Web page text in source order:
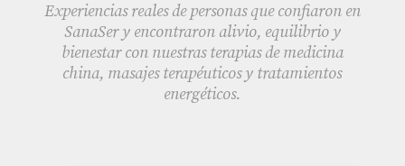
Experiencias reales de personas que confiaron en
SanaSer y encontraron alivio, equilibrio y
bienestar con nuestras terapias de medicina
china, masajes terapéuticos y tratamientos
energéticos.